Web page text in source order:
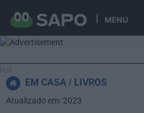
MENU
EM CASA LIVROS
Atualizado em: 2023